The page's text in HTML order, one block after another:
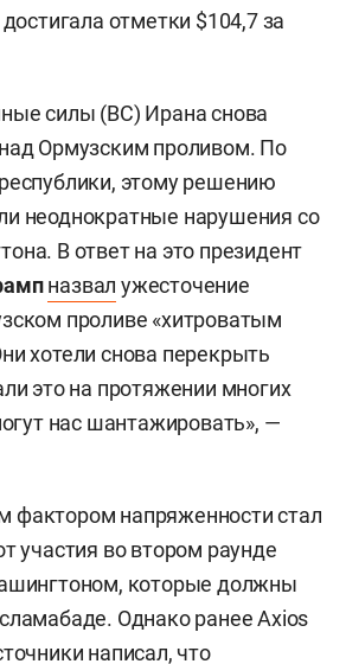
отметки $104,7 за
силы (ВС) Ирана снова
Ормузским проливом. По
этому решению
неоднократные нарушения со
В ответ на это президент
назвал ужесточение
проливе «хитроватым
хотели снова перекрыть
это на протяжении многих
нас шантажировать», —
фактором напряженности стал
участия во втором раунде
которые должны
Однако ранее Axios
написал, что